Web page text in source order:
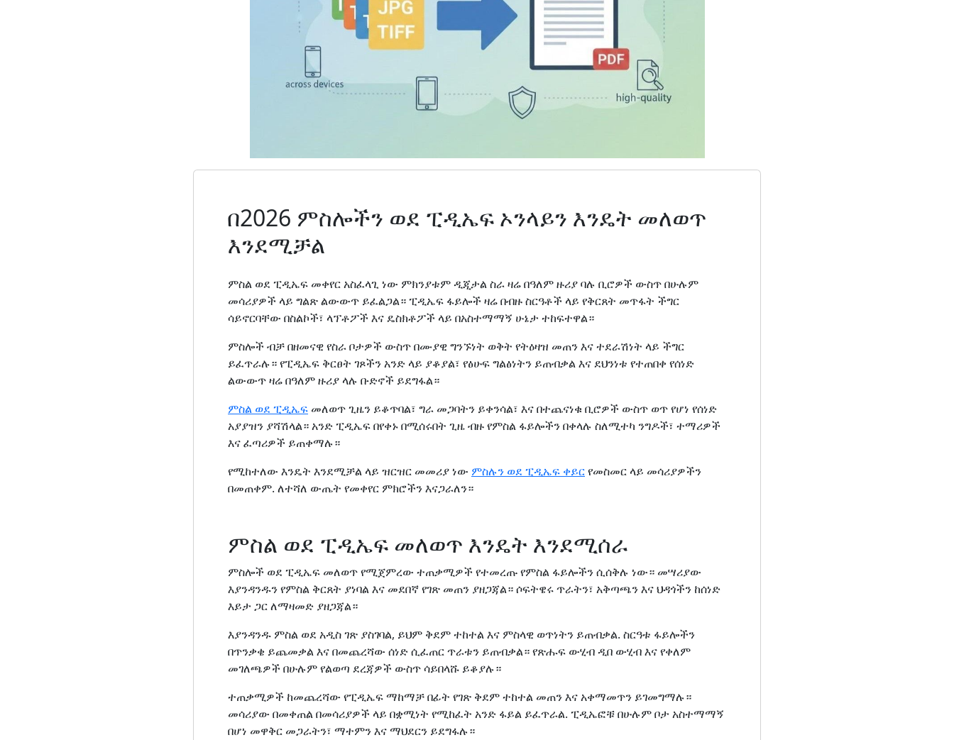
በ2026 ምስሎችን ወደ ፒዲኤፍ ኦንላይን እንዴት መለወጥ
እንደሚቻል
ምስል ወደ ፒዲኤፍ መቀየር አስፈላጊ ነው ምክንያቱም ዲጂታል ስራ ዛሬ በዓለም ዙሪያ ባሉ ቢሮዎች ውስጥ በሁሉም
መሳሪያዎች ላይ ግልጽ ልውውጥ ይፈልጋል። ፒዲኤፍ ፋይሎች ዛሬ በብዙ ስርዓቶች ላይ የቅርጸት መጥፋት ችግር
ሳይኖርባቸው በስልኮች፣ ላፕቶፖች እና ዴስክቶፖች ላይ በአስተማማኝ ሁኔታ ተከፍተዋል።
ምስሎች ብቻ በዘመናዊ የስራ ቦታዎች ውስጥ በሙያዊ ግንኙነት ወቅት የትዕዛዝ መጠን እና ተደራሽነት ላይ ችግር
ይፈጥራሉ። የፒዲኤፍ ቅርፀት ገጾችን አንድ ላይ ያቆያል፣ የፅሁፍ ግልፅነትን ይጠብቃል እና ደህንነቱ የተጠበቀ የሰነድ
ልውውጥ ዛሬ በዓለም ዙሪያ ላሉ ቡድኖች ይደግፋል።
ምስል ወደ ፒዲኤፍ መለወጥ ጊዜን ይቆጥባል፣ ግራ መጋባትን ይቀንሳል፣ እና በተጨናነቁ ቢሮዎች ውስጥ ወጥ የሆነ የሰነድ
አያያዝን ያሻሽላል። አንድ ፒዲኤፍ በየቀኑ በሚሰሩበት ጊዜ ብዙ የምስል ፋይሎችን በቀላሉ ስለሚተካ ንግዶች፣ ተማሪዎች
እና ፈጣሪዎች ይጠቀማሉ።
የሚከተለው እንዴት እንደሚቻል ላይ ዝርዝር መመሪያ ነው ምስሉን ወደ ፒዲኤፍ ቀይርየመስመር ላይ መሳሪያዎችን
በመጠቀም. ለተሻለ ውጤት የመቀየር ምክሮችን እናጋራለን።
ምስል ወደ ፒዲኤፍ መለወጥ እንዴት እንደሚሰራ
ምስሎች ወደ ፒዲኤፍ መለወጥ የሚጀምረው ተጠቃሚዎች የተመረጡ የምስል ፋይሎችን ሲሰቅሉ ነው። መሣሪያው
እያንዳንዱን የምስል ቅርጸት ያነባል እና መደበኛ የገጽ መጠን ያዘጋጃል። ሶፍትዌሩ ጥራትን፣ አቅጣጫን እና ህዳጎችን ከሰነድ
እይታ ጋር ለማዛመድ ያዘጋጃል።
እያንዳንዱ ምስል ወደ አዲስ ገጽ ያስገባል, ይህም ቅደም ተከተል እና ምስላዊ ወጥነትን ይጠብቃል. ስርዓቱ ፋይሎችን
በጥንቃቄ ይጨመቃል እና በመጨረሻው ሰነድ ሲፈጠር ጥራቱን ይጠብቃል። የጽሑፍ ውሂብ ዲበ ውሂብ እና የቀለም
መገለጫዎች በሁሉም የልወጣ ደረጃዎች ውስጥ ሳይበላሹ ይቆያሉ።
ተጠቃሚዎች ከመጨረሻው የፒዲኤፍ ማከማቻ በፊት የገጽ ቅደም ተከተል መጠን እና አቀማመጥን ይገመግማሉ።
መሳሪያው በመቀጠል በመሳሪያዎች ላይ በቋሚነት የሚከፈት አንድ ፋይል ይፈጥራል. ፒዲኤፎቹ በሁሉም ቦታ አስተማማኝ
በሆነ መዋቅር መጋራትን፣ ማተምን እና ማህደርን ይደግፋሉ።